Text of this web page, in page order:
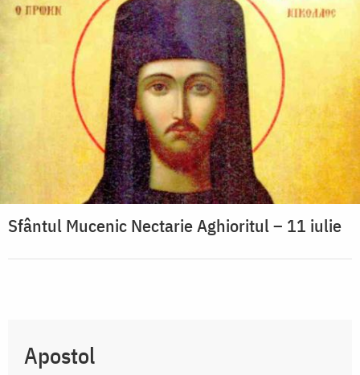
Sfântul Mucenic Nectarie Aghioritul – 11 iulie
Apostol